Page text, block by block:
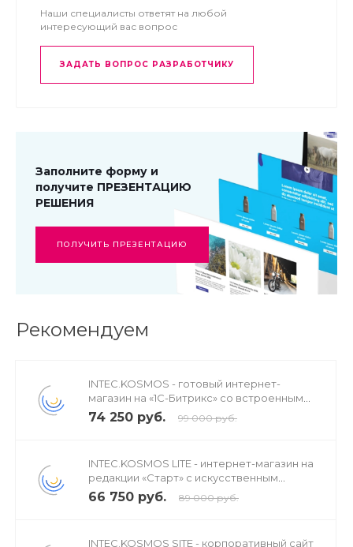
Модуль интегрирован разработчиками в Сотбит: B2B
Решение отлично подходит B2B компаниям, чтобы
принимать претензии от контранегтов прямо в личном
кабинете.
Модуль доступен для бесплатного тестирования в
установить, настроить и протестировать решение
бесплатно.
Наши специалисты ответят на любой
интересующий вас вопрос
ЗАДАТЬ ВОПРОС РАЗРАБОТЧИКУ
Заполните форму и
получите ПРЕЗЕНТАЦИЮ
РЕШЕНИЯ
ПОЛУЧИТЬ ПРЕЗЕНТАЦИЮ
Рекомендуем
INTEC.KOSMOS - готовый интернет-
магазин на «1С-Битрикс» со встроенным
искусственным интеллектом
74 250 руб. 99 000 руб.
INTEC.KOSMOS LITE - интернет-магазин на
редакции «Старт» с искусственным
интеллектом
66 750 руб. 89 000 руб.
INTEC.KOSMOS SITE - корпоративный сайт